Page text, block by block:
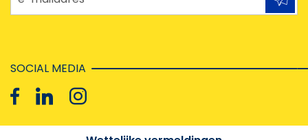
SOCIAL MEDIA